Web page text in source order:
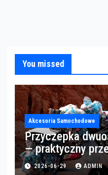
You missed
Akcesoria Samochodowe
Przyczepka
— praktyczny
2026-06-29 ADMIN